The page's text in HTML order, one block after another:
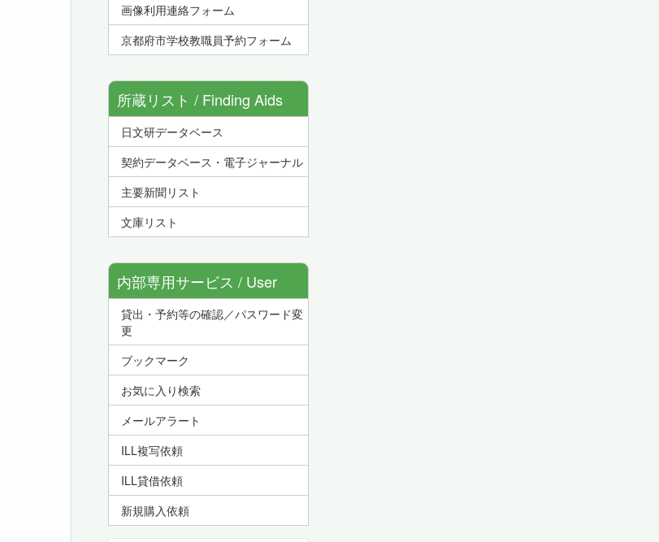
画像利用連絡フォーム
京都府市学校教職員予約フォーム
所蔵リスト / Finding Aids
日文研データベース
契約データベース・電子ジャーナル
主要新聞リスト
文庫リスト
内部専用サービス / User
Service
貸出・予約等の確認／パスワード変
更
ブックマーク
お気に入り検索
メールアラート
ILL複写依頼
ILL貸借依頼
新規購入依頼